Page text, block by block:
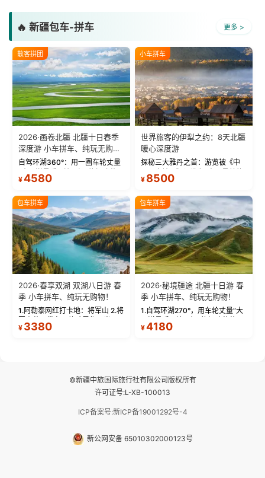
🔥 新疆包车-拼车 更多 >
散客拼团
2026·画卷北疆 北疆十日春季
深度游 小车拼车、纯玩无购
物！
自驾环湖360°：用一圈车轮丈量
蓝。 赛湖旅拍：甄选多款风格服
绝美瞬间。 赛湖坦克300跟车视
频：专业摄影师...
¥4580
小车拼车
世界旅客的伊犁之约：8天北疆
暖心深度游
探秘三大雅丹之首：游览被《中
三大雅丹”第一名的克拉玛依魔鬼
瓦人最大村落——禾木村，欣赏
晨雾与小木...
¥ 8500
包车拼车
2026·春享双湖 双湖八日游 春
季 小车拼车、纯玩无购物！
1.阿勒泰网红打卡地：将军山 2.将
军山落日缆车，体验雪都风光 3.
将军山，夕阳派对，蹦迪party 4.
¥ 3380
包车拼车
2026·秘境疆途 北疆十日游 春
季 小车拼车、纯玩无购物！
1.自驾环湖270°，用车轮丈量“大
西洋最后一滴眼泪”的极致蔚蓝，
让雪山、花海与深邃湖水在转弯
¥4180
©新疆中旅国际旅行社有限公司版权所有
许可证号:L-XB-100013
ICP备案号:新ICP备19001292号-4
新公网安备 65010302000123号